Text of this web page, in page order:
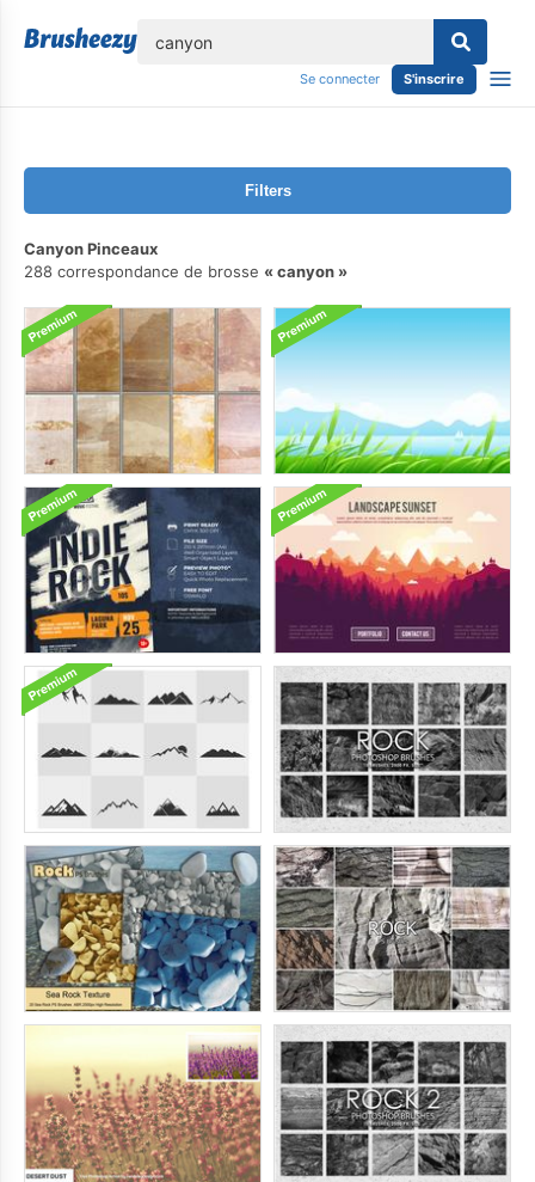
Se connecter S'inscrire
Filters
Canyon Pinceaux
288 correspondance de brosse
canyon